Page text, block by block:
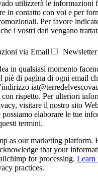
utilizzerà le informazioni
in contatto con voi e per
Per favore
i vostri dati vengano
via Email
Newsletter
in qualsiasi momento
piè di pagina di ogni email
rispetto. Per ulteriori
visitare il nostro sito
possiamo elaborare le tue
termini.
as our marketing
that your
for processing. Learn
practices.